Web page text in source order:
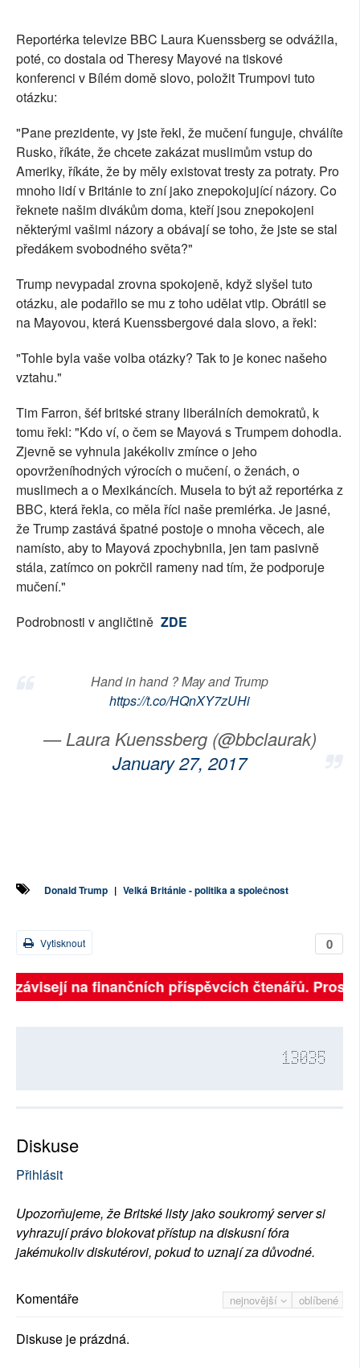
RUBRIKY
PLNÁ VERZE STRÁNEK
Reportérka televize BBC Laura Kuenssberg se odvážila,
poté, co dostala od Theresy Mayové na tiskové
konferenci v Bílém domě slovo, položit Trumpovi tuto
otázku:
"Pane prezidente, vy jste řekl, že mučení funguje, chválíte
Rusko, říkáte, že chcete zakázat muslimům vstup do
Ameriky, říkáte, že by měly existovat tresty za potraty. Pro
mnoho lidí v Británie to zní jako znepokojující názory. Co
řeknete našim divákům doma, kteří jsou znepokojeni
některými vašimi názory a obávají se toho, že jste se stal
předákem svobodného světa?"
Trump nevypadal zrovna spokojeně, když slyšel tuto
otázku, ale podařilo se mu z toho udělat vtip. Obrátil se
na Mayovou, která Kuenssbergové dala slovo, a řekl:
"Tohle byla vaše volba otázky? Tak to je konec našeho
vztahu."
Tim Farron, šéf britské strany liberálních demokratů, k
tomu řekl: "Kdo ví, o čem se Mayová s Trumpem dohodla.
Zjevně se vyhnula jakékoliv zmínce o jeho
opovrženíhodných výrocích o mučení, o ženách, o
muslimech a o Mexikáncích. Musela to být až reportérka z
BBC, která řekla, co měla říci naše premiérka. Je jasné,
že Trump zastává špatné postoje o mnoha věcech, ale
namísto, aby to Mayová zpochybnila, jen tam pasivně
stála, zatímco on pokrčil rameny nad tím, že podporuje
mučení."
Podrobnosti v angličtině ZDE
Hand in hand ? May and Trump
https://t.co/HQnXY7zUHi
— Laura Kuenssberg (@bbclaurak)
January 27, 2017
Donald Trump | Velká Británie - politika a společnost
0
Vytisknout
na finančních příspěvcích čtenářů.
13035
Diskuse
Přihlásit
Upozorňujeme, že Britské listy jako soukromý server si
vyhrazují právo blokovat přístup na diskusní fóra
jakémukoliv diskutérovi, pokud to uznají za důvodné.
nejnovější oblíbené
Komentáře
Diskuse je prázdná.